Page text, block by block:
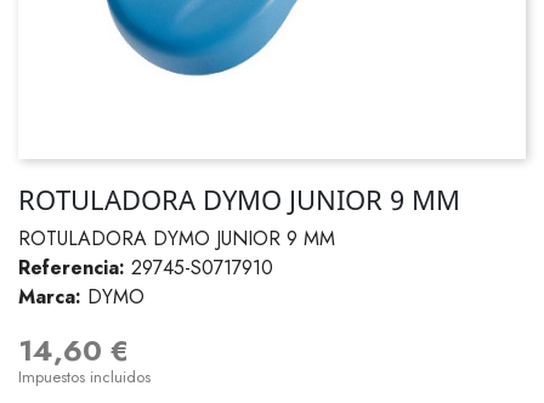
ROTULADORA DYMO JUNIOR 9 MM
ROTULADORA DYMO JUNIOR 9 MM
Referencia: 29745-S0717910
Marca: DYMO
14,60 €
Impuestos incluidos